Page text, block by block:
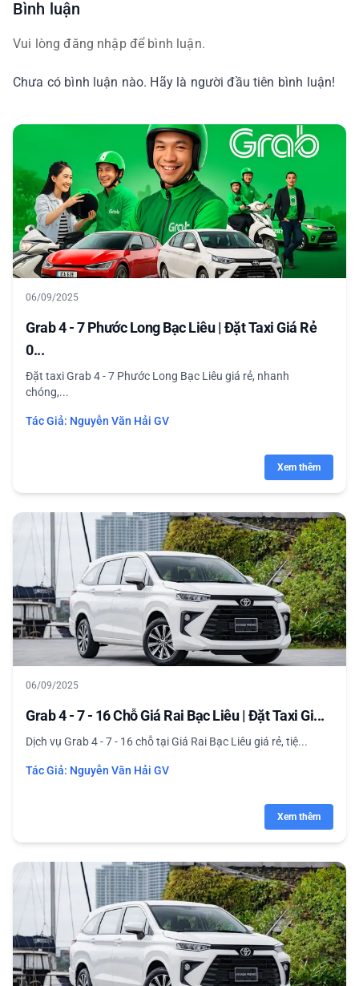
Bình luận
Vui lòng đăng nhập để bình luận.
Chưa có bình luận nào. Hãy là người đầu tiên bình luận!
06/09/2025
Grab 4 - 7 Phước Long Bạc Liêu | Đặt Taxi Giá Rẻ
0...
Đặt taxi Grab 4 - 7 Phước Long Bạc Liêu giá rẻ, nhanh
chóng,...
Tác Giả: Nguyễn Văn Hải GV
Xem thêm
06/09/2025
Grab 4 - 7 - 16 Chỗ Giá Rai Bạc Liêu | Đặt Taxi Gi...
Dịch vụ Grab 4 - 7 - 16 chỗ tại Giá Rai Bạc Liêu giá rẻ, tiệ...
Tác Giả: Nguyễn Văn Hải GV
Xem thêm